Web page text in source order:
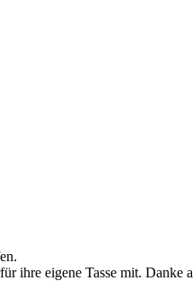
ihre eigene Tasse mit. Danke